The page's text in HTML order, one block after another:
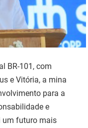
BR-101, com
e Vitória, a mina
para a
e
um futuro mais